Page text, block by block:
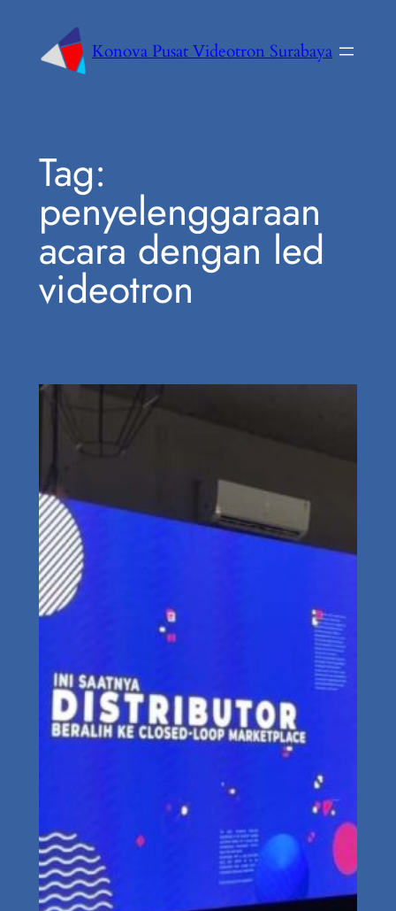
Konova Pusat Videotron Surabaya
Tag:
penyelenggaraan
acara dengan led
videotron